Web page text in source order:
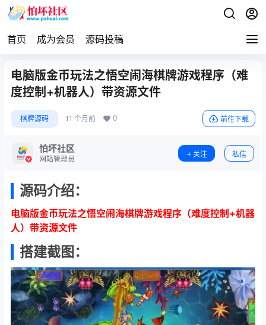
首页 成为会员 源码投稿
电脑版金币玩法之悟空闹海棋牌游戏程序（难
度控制+机器人）带资源文件
棋牌源码 11 个月前 0 前往下载
怕坏社区
网站管理员
关注 私信
源码介绍：
电脑版金币玩法之悟空闹海棋牌游戏程序（难度控制+机器
人）带资源文件
搭建截图：